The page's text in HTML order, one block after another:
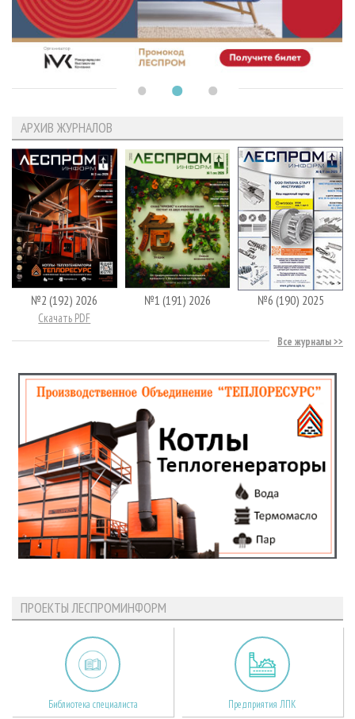
АРХИВ ЖУРНАЛОВ
№2 (192) 2026
Скачать PDF
№1 (191) 2026 №6 (190) 2025
Все журналы
ПРОЕКТЫ ЛЕСПРОМИНФОРМ
Библиотека специалиста Предприятия ЛПК